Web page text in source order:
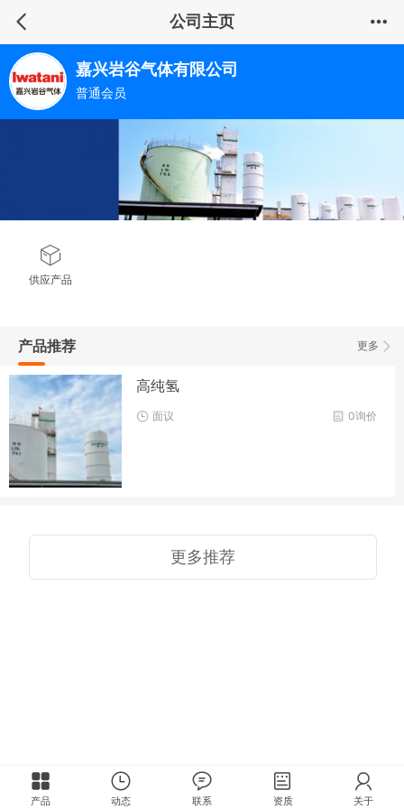
公司主页
嘉兴岩谷气体有限公司
普通会员
供应产品
更多
产品推荐
高纯氢
0询价
面议
更多推荐
产品 动态 联系 资质 关于